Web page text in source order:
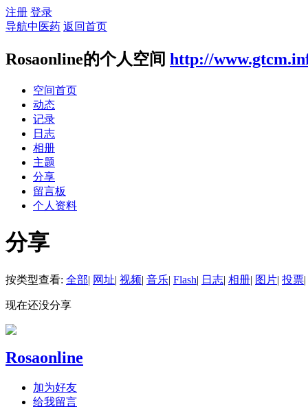
注册 登录
导航中医药 返回首页
Rosaonline的个人空间 http://
空间首页
动态
记录
日志
相册
主题
分享
留言板
个人资料
分享
按类型查看: 全部| 网址| 视频| 音乐| Flash| 日志| 相册| 图片| 投票|
现在还没分享
Rosaonline
加为好友
给我留言